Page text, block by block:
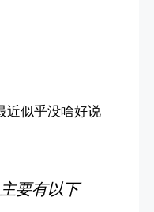
近似乎没啥好说
要有以下